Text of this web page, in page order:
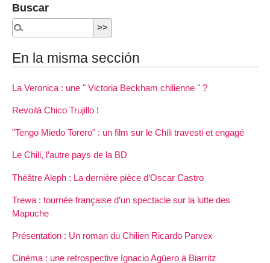
Buscar
En la misma sección
La Veronica : une " Victoria Beckham chilienne " ?
Revoilà Chico Trujillo !
"Tengo Miedo Torero" : un film sur le Chili travesti et engagé
Le Chili, l’autre pays de la BD
Théâtre Aleph : La dernière pièce d’Oscar Castro
Trewa : tournée française d’un spectacle sur la lutte des
Mapuche
Présentation : Un roman du Chilien Ricardo Parvex
Cinéma : une retrospective Ignacio Agüero à Biarritz